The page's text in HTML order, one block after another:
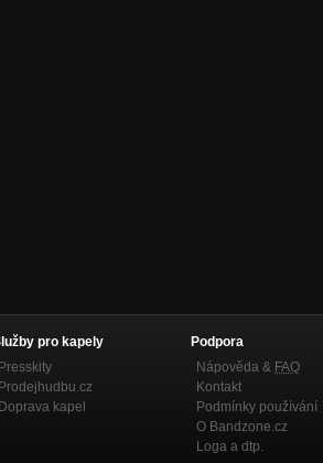
pro kapely
Presskity
Prodejhudbu.cz
Doprava kapel
Podpora
Nápověda & FAQ
Kontakt
Podmínky používání
O Bandzone.cz
Loga a dtp.